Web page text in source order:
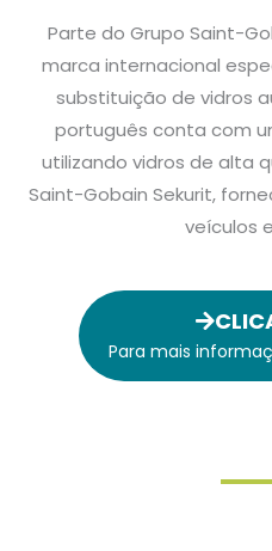
Parte do Grupo Saint-
marca internacional
substituição de vidros
português conta com
utilizando vidros de alta
Saint-Gobain Sekurit,
veículos
Para mais